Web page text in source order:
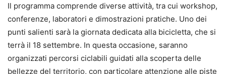
Il programma comprende diverse attività, tra cui workshop,
conferenze, laboratori e dimostrazioni pratiche. Uno dei
punti salienti sarà la giornata dedicata alla bicicletta, che si
terrà il 18 settembre. In questa occasione, saranno
organizzati percorsi ciclabili guidati alla scoperta delle
bellezze del territorio, con particolare attenzione alle piste